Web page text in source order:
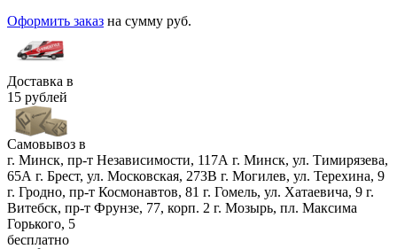
Оформить заказ на сумму руб.
Доставка в
15 рублей
Самовывоз в
г. Минск, пр-т Независимости, 117А г. Минск, ул. Тимирязева,
65А г. Брест, ул. Московская, 273В г. Могилев, ул. Терехина, 9
г. Гродно, пр-т Космонавтов, 81 г. Гомель, ул. Хатаевича, 9 г.
Витебск, пр-т Фрунзе, 77, корп. 2 г. Мозырь, пл. Максима
Горького, 5
бесплатно